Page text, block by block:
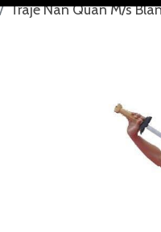
Traje Nan Quan M/s